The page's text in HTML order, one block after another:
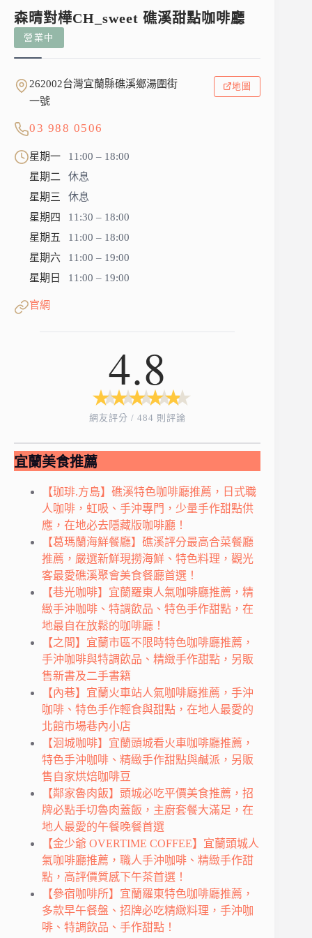
森晴對樺CH_sweet 礁溪甜點咖啡廳
營業中
262002台灣宜蘭縣礁溪鄉湯圍街
一號
地圖
03 988 0506
星期一
11:00 – 18:00
星期二
休息
星期三
休息
星期四
11:30 – 18:00
星期五
11:00 – 18:00
星期六
11:00 – 19:00
星期日
11:00 – 19:00
官網
4.8
★
★ ★
★ ★
★ ★
★ ★
★
網友評分 / 484 則評論
宜蘭美食推薦
【珈琲.方島】礁溪特色咖啡廳推薦，日式職
人咖啡，虹吸、手沖專門，少量手作甜點供
應，在地必去隱藏版咖啡廳！
【葛瑪蘭海鮮餐廳】礁溪評分最高合菜餐廳
推薦，嚴選新鮮現撈海鮮、特色料理，觀光
客最愛礁溪聚會美食餐廳首選！
【巷光咖啡】宜蘭羅東人氣咖啡廳推薦，精
緻手沖咖啡、特調飲品、特色手作甜點，在
地最自在放鬆的咖啡廳！
【之間】宜蘭市區不限時特色咖啡廳推薦，
手沖咖啡與特調飲品、精緻手作甜點，另販
售新書及二手書籍
【內巷】宜蘭火車站人氣咖啡廳推薦，手沖
咖啡、特色手作輕食與甜點，在地人最愛的
北館市場巷內小店
【洄城咖啡】宜蘭頭城看火車咖啡廳推薦，
特色手沖咖啡、精緻手作甜點與鹹派，另販
售自家烘焙咖啡豆
【鄰家魯肉飯】頭城必吃平價美食推薦，招
牌必點手切魯肉蓋飯，主廚套餐大滿足，在
地人最愛的午餐晚餐首選
【金少爺 OVERTIME COFFEE】宜蘭頭城人
氣咖啡廳推薦，職人手沖咖啡、精緻手作甜
點，高評價質感下午茶首選！
【參宿咖啡所】宜蘭羅東特色咖啡廳推薦，
多款早午餐盤、招牌必吃精緻料理，手沖咖
啡、特調飲品、手作甜點！